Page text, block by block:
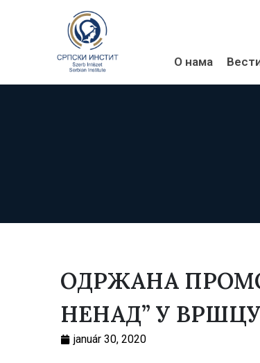
О нама
ОДРЖАНА
НЕНАД” У ВРШЦУ
január 30, 2020